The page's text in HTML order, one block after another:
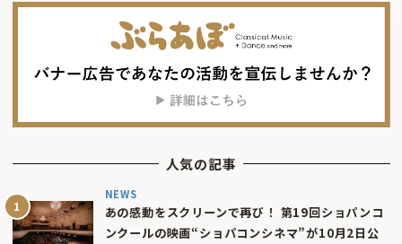
人気の記事
NEWS
あの感動をスクリーンで再び！ 第19回ショパンコ
ンクールの映画“ショパコンシネマ”が10月2日公